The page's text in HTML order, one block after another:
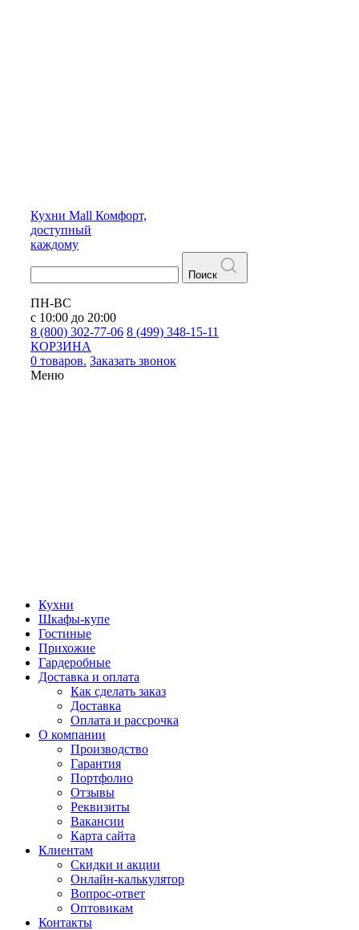
Кухни Mall Комфорт,
доступный
каждому
Поиск
ПН-ВС
с 10:00 до 20:00
8 (800) 302-77-06 8 (499) 348-15-11
КОРЗИНА
0 товаров. Заказать звонок
Меню
Кухни
Шкафы-купе
Гостиные
Прихожие
Гардеробные
Доставка и оплата
Как сделать заказ
Доставка
Оплата и рассрочка
О компании
Производство
Гарантия
Портфолио
Отзывы
Реквизиты
Вакансии
Карта сайта
Клиентам
Скидки и акции
Онлайн-калькулятор
Вопрос-ответ
Оптовикам
Контакты